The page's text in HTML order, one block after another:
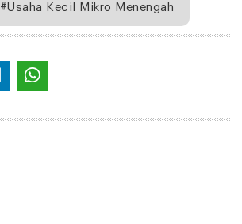
#Usaha Kecil Mikro Menengah